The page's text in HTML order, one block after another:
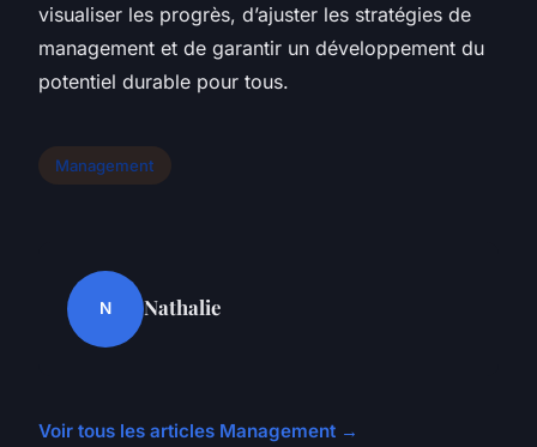
visualiser les progrès, d’ajuster les stratégies de
management et de garantir un développement du
potentiel durable pour tous.
Management
N Nathalie
Voir tous les articles Management →